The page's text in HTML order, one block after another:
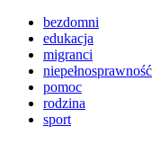
bezdomni
edukacja
migranci
niepełnosprawność
pomoc
rodzina
sport